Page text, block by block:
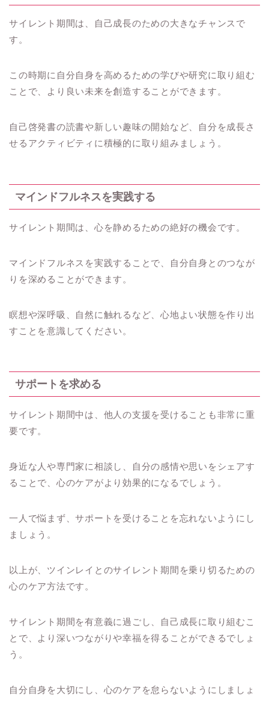
サイレント期間は、自己成長のための大きなチャンスで
す。
この時期に自分自身を高めるための学びや研究に取り組む
ことで、より良い未来を創造することができます。
自己啓発書の読書や新しい趣味の開始など、自分を成長さ
せるアクティビティに積極的に取り組みましょう。
マインドフルネスを実践する
サイレント期間は、心を静めるための絶好の機会です。
マインドフルネスを実践することで、自分自身とのつなが
りを深めることができます。
瞑想や深呼吸、自然に触れるなど、心地よい状態を作り出
すことを意識してください。
サポートを求める
サイレント期間中は、他人の支援を受けることも非常に重
要です。
身近な人や専門家に相談し、自分の感情や思いをシェアす
ることで、心のケアがより効果的になるでしょう。
一人で悩まず、サポートを受けることを忘れないようにし
ましょう。
以上が、ツインレイとのサイレント期間を乗り切るための
心のケア方法です。
サイレント期間を有意義に過ごし、自己成長に取り組むこ
とで、より深いつながりや幸福を得ることができるでしょ
う。
自分自身を大切にし、心のケアを怠らないようにしましょ